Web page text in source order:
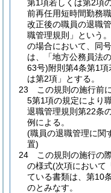
第1項若しくは第2項
前再任用短時間勤務
改正後の職員の退職
職管理規則」という
の場合において、同
は、「地方公務員法
63号)附則第4条第1
は第2項」とする。
23
この規則の施行前
5第1項の規定により
退職管理規則第22条
例による。
(職員の退職管理に関
置)
24
この規則の施行の
の様式(次項において
ている書類は、第10
のとみなす。